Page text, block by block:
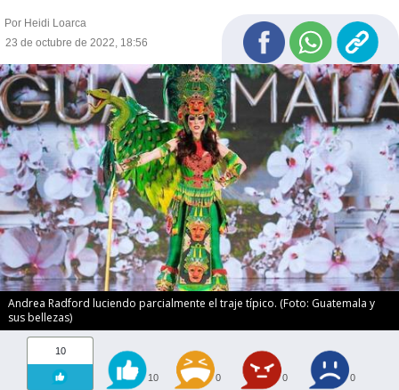
Por Heidi Loarca
23 de octubre de 2022, 18:56
Andrea Radford luciendo parcialmente el traje típico. (Foto: Guatemala y
sus bellezas)
10
10 0 0 0